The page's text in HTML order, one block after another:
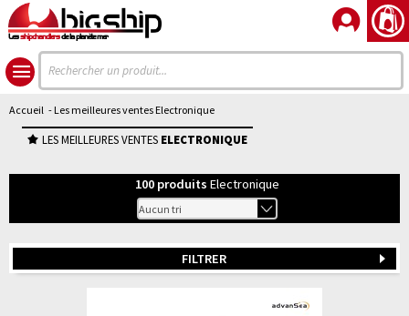
Lesshipchandlersde la planète mer
Accueil - Les meilleures ventes Electronique
LES MEILLEURES VENTES ELECTRONIQUE
100 produits Electronique
FILTRER